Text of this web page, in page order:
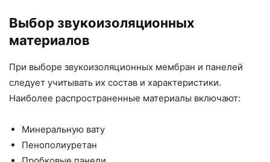
Выбор звукоизоляционных
материалов
При выборе звукоизоляционных мембран и панелей
следует учитывать их состав и характеристики.
Наиболее распространенные материалы включают:
Минеральную вату
Пенополиуретан